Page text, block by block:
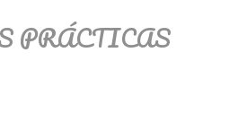
PRÁCTICAS